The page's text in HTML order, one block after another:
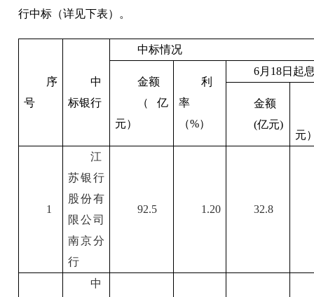
行中标（详见下表）。
序
号
中
标银行
中标情况
金额
（亿
元）
利
率
（%）
6月 18日起
金额
(亿元)
元
1
江
苏银行
股份有
限公司
南京分
行
92.5 1.20 32.8
中